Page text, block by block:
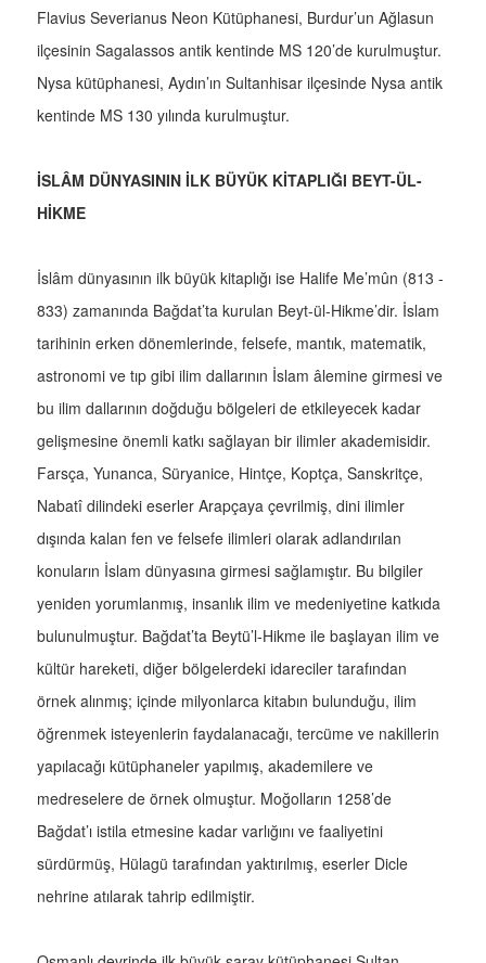
Flavius Severianus Neon Kütüphanesi, Burdur’un Ağlasun
ilçesinin Sagalassos antik kentinde MS 120’de kurulmuştur.
Nysa kütüphanesi, Aydın’ın Sultanhisar ilçesinde Nysa antik
kentinde MS 130 yılında kurulmuştur.
İSLÂM DÜNYASININ İLK BÜYÜK KİTAPLIĞI BEYT-ÜL-
HİKME
İslâm dünyasının ilk büyük kitaplığı ise Halife Me’mûn (813 -
833) zamanında Bağdat’ta kurulan Beyt-ül-Hikme’dir. İslam
tarihinin erken dönemlerinde, felsefe, mantık, matematik,
astronomi ve tıp gibi ilim dallarının İslam âlemine girmesi ve
bu ilim dallarının doğduğu bölgeleri de etkileyecek kadar
gelişmesine önemli katkı sağlayan bir ilimler akademisidir.
Farsça, Yunanca, Süryanice, Hintçe, Koptça, Sanskritçe,
Nabatî dilindeki eserler Arapçaya çevrilmiş, dini ilimler
dışında kalan fen ve felsefe ilimleri olarak adlandırılan
konuların İslam dünyasına girmesi sağlamıştır. Bu bilgiler
yeniden yorumlanmış, insanlık ilim ve medeniyetine katkıda
bulunulmuştur. Bağdat’ta Beytü’l-Hikme ile başlayan ilim ve
kültür hareketi, diğer bölgelerdeki idareciler tarafından
örnek alınmış; içinde milyonlarca kitabın bulunduğu, ilim
öğrenmek isteyenlerin faydalanacağı, tercüme ve nakillerin
yapılacağı kütüphaneler yapılmış, akademilere ve
medreselere de örnek olmuştur. Moğolların 1258’de
Bağdat’ı istila etmesine kadar varlığını ve faaliyetini
sürdürmüş, Hülagü tarafından yaktırılmış, eserler Dicle
nehrine atılarak tahrip edilmiştir.